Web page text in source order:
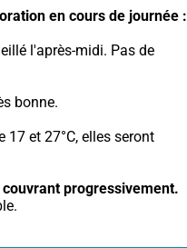
en cours de journée :
bonne.
17 et 27°C, elles seront
progressivement.